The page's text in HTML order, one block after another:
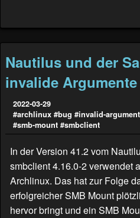
Nautilus und der
invalide
2022-03-29
#archlinux #bug #invalid-argument
#smb-mount #smbclient
In der Version 41.2 vom
smbclient 4.16.0-2 verwendet
Archlinux. Das hat zur Folge
erfolgreicher SMB Mount
hervor bringt und ein SMB